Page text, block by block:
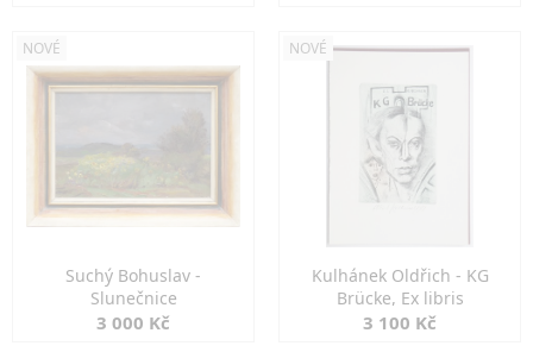
NOVÉ
Suchý Bohuslav -
Slunečnice
3 000 Kč
NOVÉ
Kulhánek Oldřich - KG
Brücke, Ex libris
3 100 Kč